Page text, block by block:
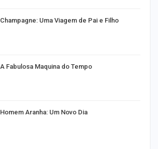
Champagne: Uma Viagem de Pai e Filho
A Fabulosa Maquina do Tempo
Homem Aranha: Um Novo Dia